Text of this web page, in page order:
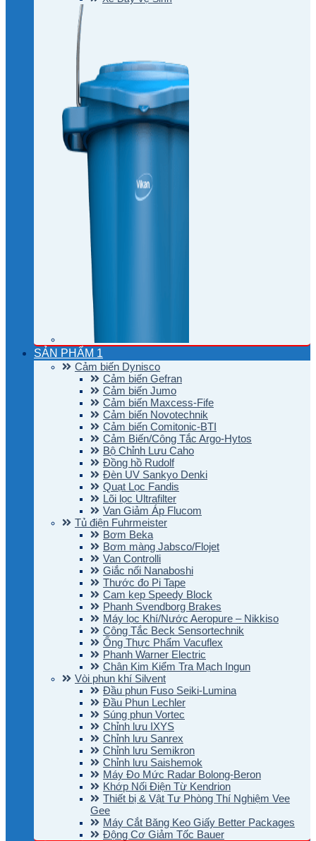
SẢN PHẨM 1
Cảm biến Dynisco
Cảm biến Gefran
Cảm biến Jumo
Cảm biến Maxcess-Fife
Cảm biến Novotechnik
Cảm biến Comitonic-BTI
Cảm Biến/Công Tắc Argo-Hytos
Bộ Chỉnh Lưu Caho
Đồng hồ Rudolf
Đèn UV Sankyo Denki
Quạt Lọc Fandis
Lõi lọc Ultrafilter
Van Giảm Áp Flucom
Tủ điện Fuhrmeister
Bơm Beka
Bơm màng Jabsco/Flojet
Van Controlli
Giắc nối Nanaboshi
Thước đo Pi Tape
Cam kẹp Speedy Block
Phanh Svendborg Brakes
Máy lọc Khí/Nước Aeropure – Nikkiso
Công Tắc Beck Sensortechnik
Ống Thực Phẩm Vacuflex
Phanh Warner Electric
Chân Kim Kiểm Tra Mạch Ingun
Vòi phun khí Silvent
Đầu phun Fuso Seiki-Lumina
Đầu Phun Lechler
Súng phun Vortec
Chỉnh lưu IXYS
Chỉnh lưu Sanrex
Chỉnh lưu Semikron
Chỉnh lưu Saishemok
Máy Đo Mức Radar Bolong-Beron
Khớp Nối Điện Từ Kendrion
Thiết bị & Vật Tư Phòng Thí Nghiệm Vee
Gee
Máy Cắt Băng Keo Giấy Better Packages
Động Cơ Giảm Tốc Bauer